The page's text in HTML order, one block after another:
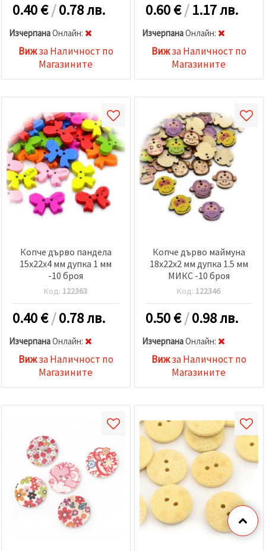
0.40€/0.78 лв.
ИзчерпанаOнлайн:
Вижза Наличност по
Магазините
0.60€/1.17 лв.
ИзчерпанаOнлайн:
Вижза Наличност по
Магазините
Копче дърво пандела
15x22x4 мм дупка 1 мм
-10 броя
Код: 122363
0.40€/0.78 лв.
ИзчерпанаOнлайн:
Вижза Наличност по
Магазините
Копче дърво маймуна
18x22x2 мм дупка 1.5 мм
МИКС -10 броя
Код: 122346
0.50€/0.98 лв.
ИзчерпанаOнлайн:
Вижза Наличност по
Магазините